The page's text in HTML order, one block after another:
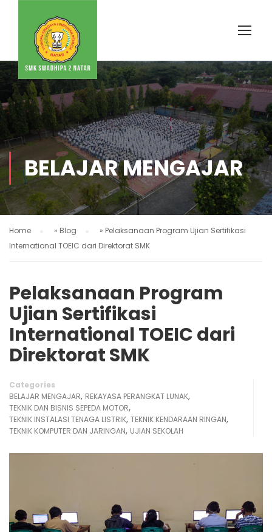
BELAJAR MENGAJAR
Home » Blog » Pelaksanaan Program Ujian Sertifikasi
International TOEIC dari Direktorat SMK
Pelaksanaan Program
Ujian Sertifikasi
International TOEIC dari
Direktorat SMK
Categories
BELAJAR MENGAJAR, REKAYASA PERANGKAT LUNAK,
TEKNIK DAN BISNIS SEPEDA MOTOR,
TEKNIK INSTALASI TENAGA LISTRIK, TEKNIK KENDARAAN RINGAN,
TEKNIK KOMPUTER DAN JARINGAN, UJIAN SEKOLAH